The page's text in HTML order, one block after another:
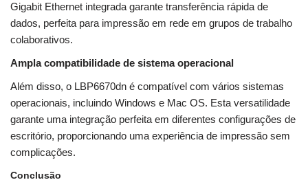
Gigabit Ethernet integrada garante transferência rápida de
dados, perfeita para impressão em rede em grupos de trabalho
colaborativos.
Ampla compatibilidade de sistema operacional
Além disso, o LBP6670dn é compatível com vários sistemas
operacionais, incluindo Windows e Mac OS. Esta versatilidade
garante uma integração perfeita em diferentes configurações de
escritório, proporcionando uma experiência de impressão sem
complicações.
Conclusão